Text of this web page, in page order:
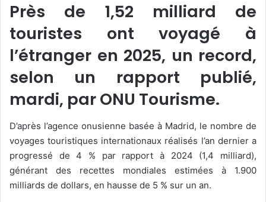
Près de 1,52 milliard de
touristes ont voyagé à
l’étranger en 2025, un record,
selon un rapport publié,
mardi, par ONU Tourisme.
D’après l’agence onusienne basée à Madrid, le nombre de
voyages touristiques internationaux réalisés l’an dernier a
progressé de 4 % par rapport à 2024 (1,4 milliard),
générant des recettes mondiales estimées à 1.900
milliards de dollars, en hausse de 5 % sur un an.